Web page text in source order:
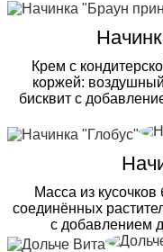
Крем с
коржей:
бисквит с
Масса из
соединённых
с добавлением